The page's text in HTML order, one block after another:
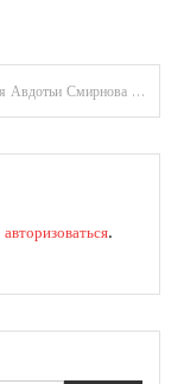
Биография Авдотьи Смирнова — путник, мечтатель и великий образователь — вдохновляющее детство, волнующая карьера, впечатляющие достижения и запутанная личная жизнь
авторизоваться.